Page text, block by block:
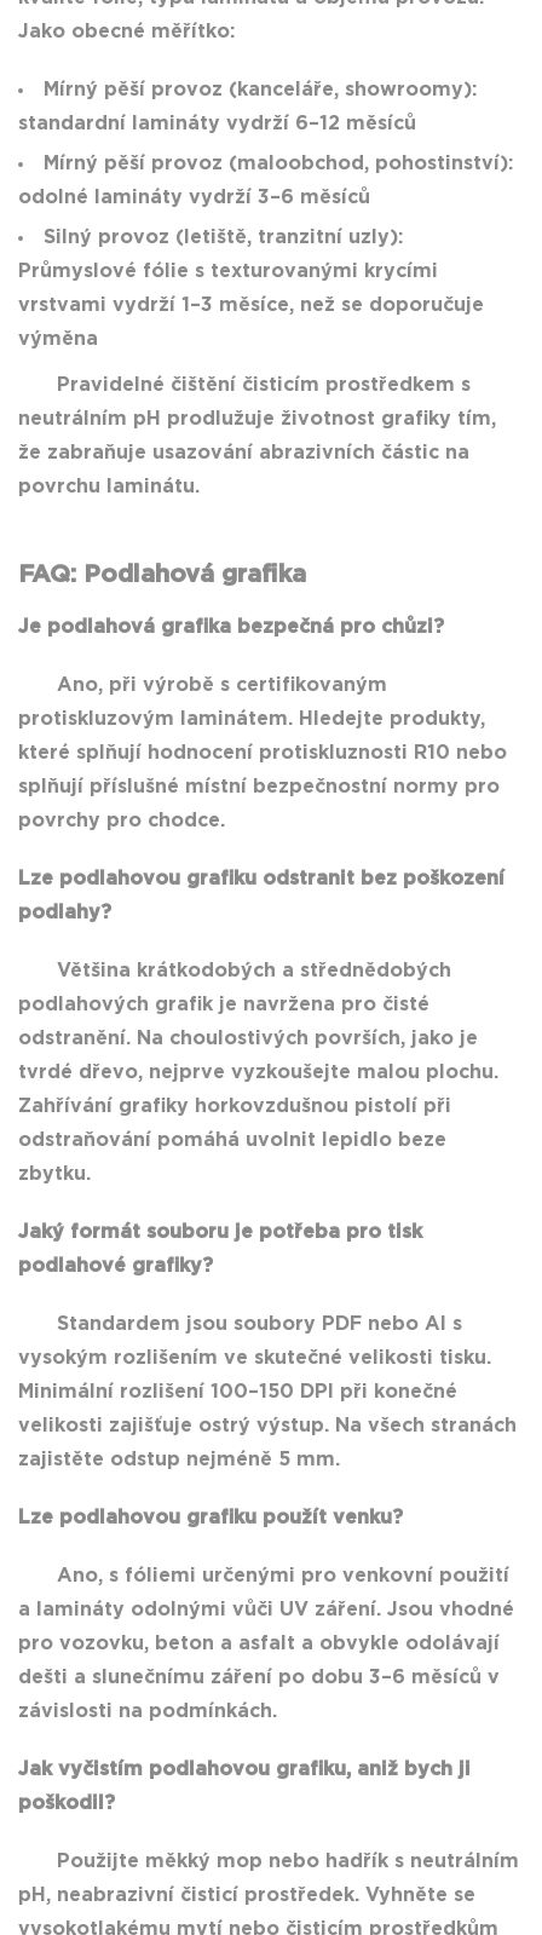
Jako obecné měřítko:
Mírný pěší provoz (kanceláře, showroomy):
standardní lamináty vydrží 6–12 měsíců
Mírný pěší provoz (maloobchod, pohostinství):
odolné lamináty vydrží 3–6 měsíců
Silný provoz (letiště, tranzitní uzly):
Průmyslové fólie s texturovanými krycími
vrstvami vydrží 1–3 měsíce, než se doporučuje
výměna
Pravidelné čištění čisticím prostředkem s
neutrálním pH prodlužuje životnost grafiky tím,
že zabraňuje usazování abrazivních částic na
povrchu laminátu.
FAQ: Podlahová grafika
Je podlahová grafika bezpečná pro chůzi?
Ano, při výrobě s certifikovaným
protiskluzovým laminátem. Hledejte produkty,
které splňují hodnocení protiskluznosti R10 nebo
splňují příslušné místní bezpečnostní normy pro
povrchy pro chodce.
Lze podlahovou grafiku odstranit bez poškození
podlahy?
Většina krátkodobých a střednědobých
podlahových grafik je navržena pro čisté
odstranění. Na choulostivých površích, jako je
tvrdé dřevo, nejprve vyzkoušejte malou plochu.
Zahřívání grafiky horkovzdušnou pistolí při
odstraňování pomáhá uvolnit lepidlo beze
zbytku.
Jaký formát souboru je potřeba pro tisk
podlahové grafiky?
Standardem jsou soubory PDF nebo AI s
vysokým rozlišením ve skutečné velikosti tisku.
Minimální rozlišení 100–150 DPI při konečné
velikosti zajišťuje ostrý výstup. Na všech stranách
zajistěte odstup nejméně 5 mm.
Lze podlahovou grafiku použít venku?
Ano, s fóliemi určenými pro venkovní použití
a lamináty odolnými vůči UV záření. Jsou vhodné
pro vozovku, beton a asfalt a obvykle odolávají
dešti a slunečnímu záření po dobu 3–6 měsíců v
závislosti na podmínkách.
Jak vyčistím podlahovou grafiku, aniž bych ji
poškodil?
Použijte měkký mop nebo hadřík s neutrálním
pH, neabrazivní čisticí prostředek. Vyhněte se
vysokotlakému mytí nebo čisticím prostředkům